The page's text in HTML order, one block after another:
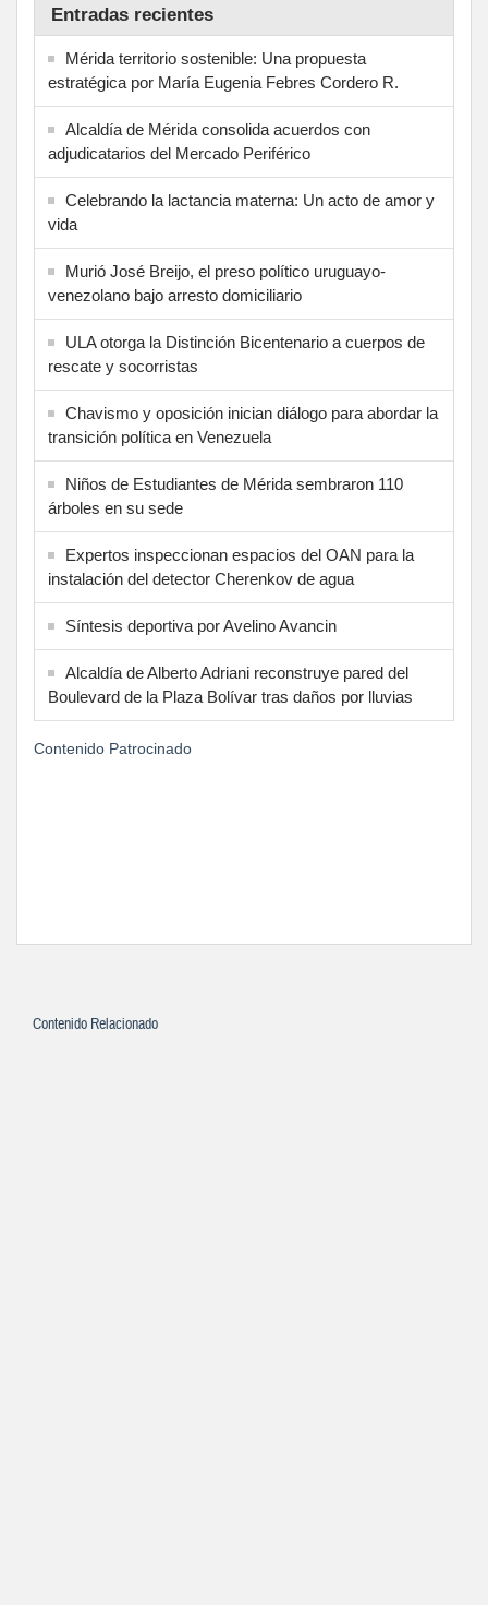
Entradas recientes
Mérida territorio sostenible: Una propuesta
estratégica por María Eugenia Febres Cordero R.
Alcaldía de Mérida consolida acuerdos con
adjudicatarios del Mercado Periférico
Celebrando la lactancia materna: Un acto de amor y
vida
Murió José Breijo, el preso político uruguayo-
venezolano bajo arresto domiciliario
ULA otorga la Distinción Bicentenario a cuerpos de
rescate y socorristas
Chavismo y oposición inician diálogo para abordar la
transición política en Venezuela
Niños de Estudiantes de Mérida sembraron 110
árboles en su sede
Expertos inspeccionan espacios del OAN para la
instalación del detector Cherenkov de agua
Síntesis deportiva por Avelino Avancin
Alcaldía de Alberto Adriani reconstruye pared del
Boulevard de la Plaza Bolívar tras daños por lluvias
Contenido Patrocinado
Contenido Relacionado